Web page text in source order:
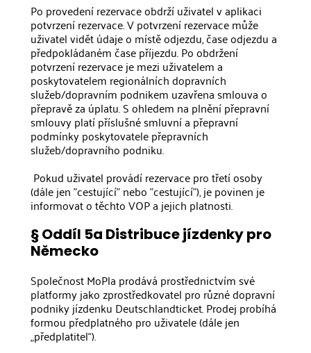
Po provedení rezervace obdrží uživatel v aplikaci
potvrzení rezervace. V potvrzení rezervace může
uživatel vidět údaje o místě odjezdu, čase odjezdu a
předpokládaném čase příjezdu. Po obdržení
potvrzení rezervace je mezi uživatelem a
poskytovatelem regionálních dopravních
služeb/dopravním podnikem uzavřena smlouva o
přepravě za úplatu. S ohledem na plnění přepravní
smlouvy platí příslušné smluvní a přepravní
podmínky poskytovatele přepravních
služeb/dopravního podniku.
‍ Pokud uživatel provádí rezervace pro třetí osoby
(dále jen "cestující" nebo "cestující"), je povinen je
informovat o těchto VOP a jejich platnosti.
§ Oddíl 5a Distribuce jízdenky pro
Německo
Společnost MoPla prodává prostřednictvím své
platformy jako zprostředkovatel pro různé dopravní
podniky jízdenku Deutschlandticket. Prodej probíhá
formou předplatného pro uživatele (dále jen
„předplatitel“).